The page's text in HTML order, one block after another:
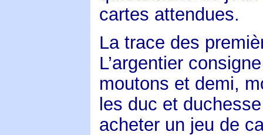
cartes attendues.
La trace des
L’argentier
moutons et demi,
les duc et
acheter un jeu de